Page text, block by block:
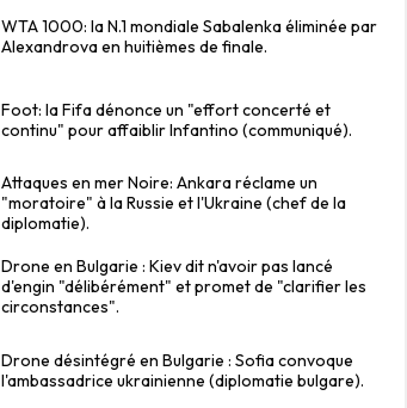
WTA 1000: la N.1 mondiale Sabalenka éliminée par
Alexandrova en huitièmes de finale.
Foot: la Fifa dénonce un "effort concerté et
continu" pour affaiblir Infantino (communiqué).
Attaques en mer Noire: Ankara réclame un
"moratoire" à la Russie et l'Ukraine (chef de la
diplomatie).
Drone en Bulgarie : Kiev dit n'avoir pas lancé
d'engin "délibérément" et promet de "clarifier les
circonstances".
Drone désintégré en Bulgarie : Sofia convoque
l'ambassadrice ukrainienne (diplomatie bulgare).